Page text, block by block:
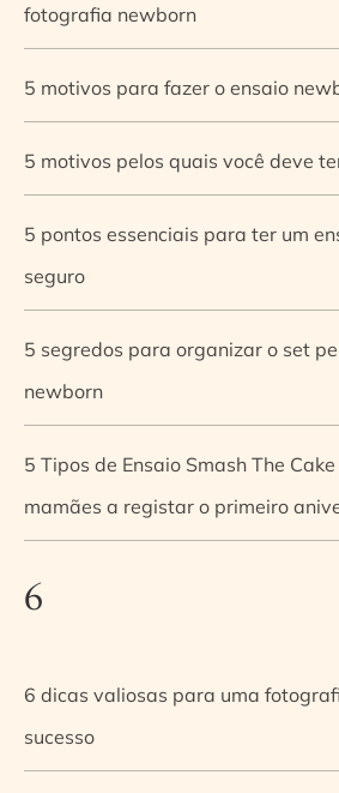
fotografia newborn
5 motivos para fazer o ensaio
5 motivos pelos quais você deve
5 pontos essenciais para ter um
seguro
5 segredos para organizar o set
newborn
5 Tipos de Ensaio Smash The
mamães a registar o primeiro
6
6 dicas valiosas para uma
sucesso